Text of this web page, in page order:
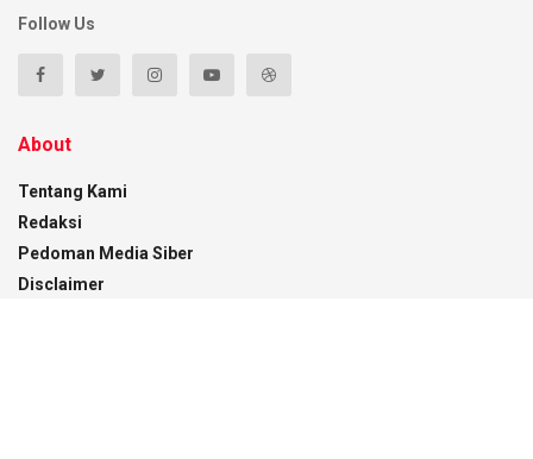
Follow Us
About
Tentang Kami
Redaksi
Pedoman Media Siber
Disclaimer